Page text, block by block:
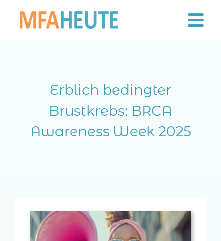
Inhalt
Aktuelles
MFA-heute Newsletter-Anmeldung
Erblich bedingter
Brustkrebs: BRCA
Awareness Week 2025